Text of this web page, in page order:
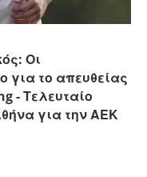
Οι
για το απευθείας
- Τελευταίο
για την ΑΕΚ